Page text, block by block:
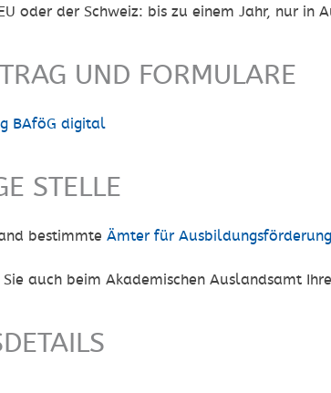
oder der Schweiz: bis zu einem Jahr, nur in
UND FORMULARE
BAföG digital
STELLE
bestimmteÄmter für Ausbildungsförderung
auch beim Akademischen Auslandsamt